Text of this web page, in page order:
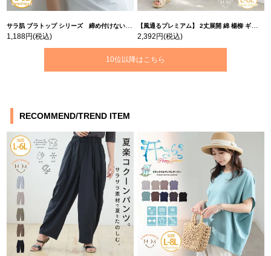
サラ肌 ブラトップ シリーズ 締め付けない リブ タンクトップ | 大きいサイズの通販ならハッピーマリリン
1,188円(税込)
【風通るプレミアム】 2丈展開 綿 楊柳 ギャザー フレア スカンツ 【ウェストゴム】 | 大きいサイズの通販ならハッピーマリリン
2,392円(税込)
10位以降はこちら
RECOMMEND/TREND ITEM